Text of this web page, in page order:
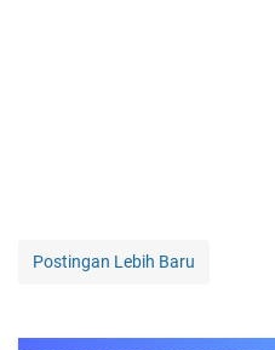
Postingan Lebih Baru